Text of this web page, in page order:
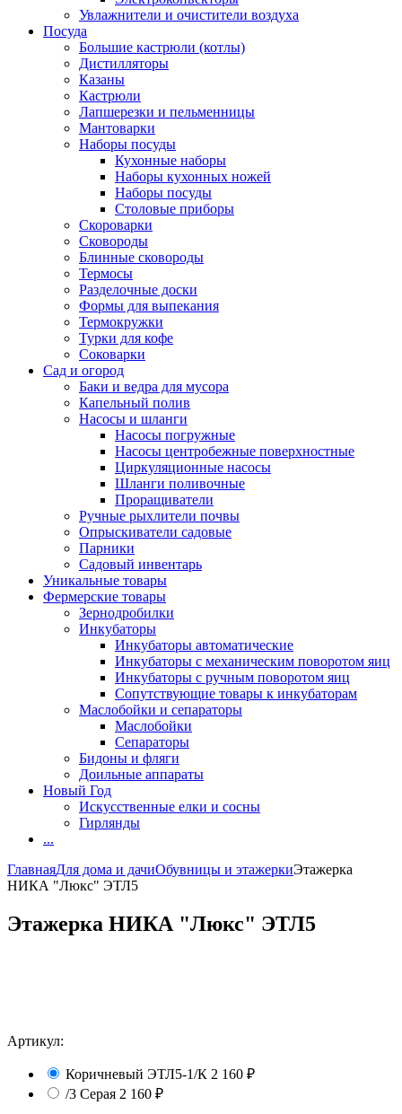
Увлажнители и очистители воздуха
Посуда
Большие кастрюли (котлы)
Дистилляторы
Казаны
Кастрюли
Лапшерезки и пельменницы
Мантоварки
Наборы посуды
Кухонные наборы
Наборы кухонных ножей
Наборы посуды
Столовые приборы
Скороварки
Сковороды
Блинные сковороды
Термосы
Разделочные доски
Формы для выпекания
Термокружки
Турки для кофе
Соковарки
Сад и огород
Баки и ведра для мусора
Капельный полив
Насосы и шланги
Насосы погружные
Насосы центробежные поверхностные
Циркуляционные насосы
Шланги поливочные
Проращиватели
Ручные рыхлители почвы
Опрыскиватели садовые
Парники
Садовый инвентарь
Уникальные товары
Фермерские товары
Зернодробилки
Инкубаторы
Инкубаторы автоматические
Инкубаторы с механическим поворотом яиц
Инкубаторы с ручным поворотом яиц
Сопутствующие товары к инкубаторам
Маслобойки и сепараторы
Маслобойки
Сепараторы
Бидоны и фляги
Доильные аппараты
Новый Год
Искусственные елки и сосны
Гирлянды
...
ГлавнаяДля дома и дачиОбувницы и этажеркиЭтажерка
НИКА "Люкс" ЭТЛ5
Этажерка НИКА "Люкс" ЭТЛ5
Артикул:
Коричневый ЭТЛ5-1/К 2 160 ₽
/3 Серая 2 160 ₽